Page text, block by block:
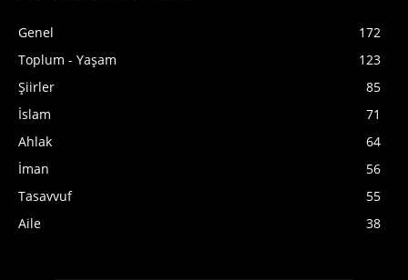
Genel
172
Toplum - Yaşam
123
Şiirler
85
İslam
71
Ahlak
64
İman
56
Tasavvuf
55
Aile
38